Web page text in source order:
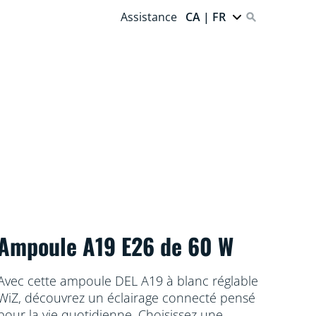
Assistance CA | FR
A19 E26 de 60 W
cette ampoule DEL A19 à blanc réglable
découvrez un éclairage connecté pensé